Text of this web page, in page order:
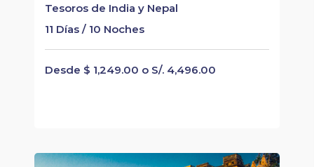
Tesoros de India y Nepal
11 Días / 10 Noches
Desde $ 1,249.00 o S/. 4,496.00